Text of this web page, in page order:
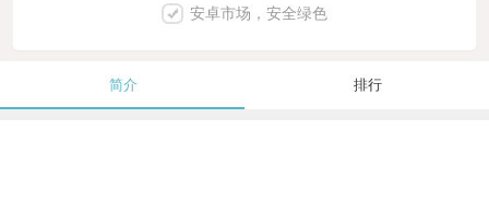
安卓市场，安全绿色
简介 排行